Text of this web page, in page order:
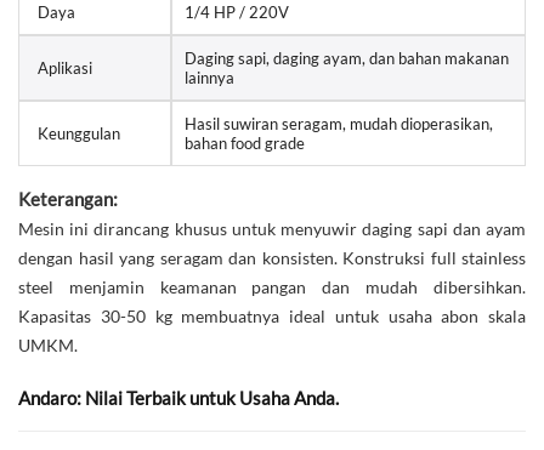
Daya 1/4 HP / 220V
Aplikasi
Daging sapi, daging ayam, dan bahan makanan
lainnya
Keunggulan
Hasil suwiran seragam, mudah dioperasikan,
bahan food grade
Keterangan:
Mesin ini dirancang khusus untuk menyuwir daging sapi dan ayam
dengan hasil yang seragam dan konsisten. Konstruksi full stainless
steel menjamin keamanan pangan dan mudah dibersihkan.
Kapasitas 30-50 kg membuatnya ideal untuk usaha abon skala
UMKM.
Andaro: Nilai Terbaik untuk Usaha Anda.